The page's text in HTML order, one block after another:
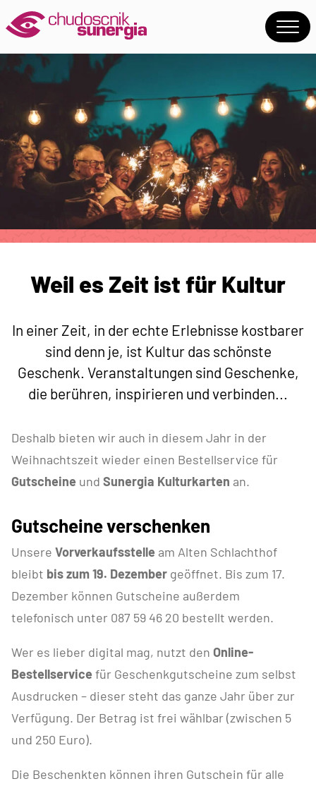
Weil es Zeit ist für Kultur
In einer Zeit, in der echte Erlebnisse kostbarer
sind denn je, ist Kultur das schönste
Geschenk. Veranstaltungen sind Geschenke,
die berühren, inspirieren und verbinden...
Deshalb bieten wir auch in diesem Jahr in der
Weihnachtszeit wieder einen Bestellservice für
Gutscheine und Sunergia Kulturkarten an.
Gutscheine verschenken
Unsere Vorverkaufsstelle am Alten Schlachthof
bleibt bis zum19. Dezember geöffnet. Bis zum 17.
Dezember können Gutscheine außerdem
telefonisch unter 087 59 46 20 bestellt werden.
Wer es lieber digital mag, nutzt den Online-
Bestellservicefür Geschenkgutscheine zum selbst
Ausdrucken – dieser steht das ganze Jahr über zur
Verfügung. Der Betrag ist frei wählbar (zwischen 5
und 250 Euro).
Die Beschenkten können ihren Gutschein für alle